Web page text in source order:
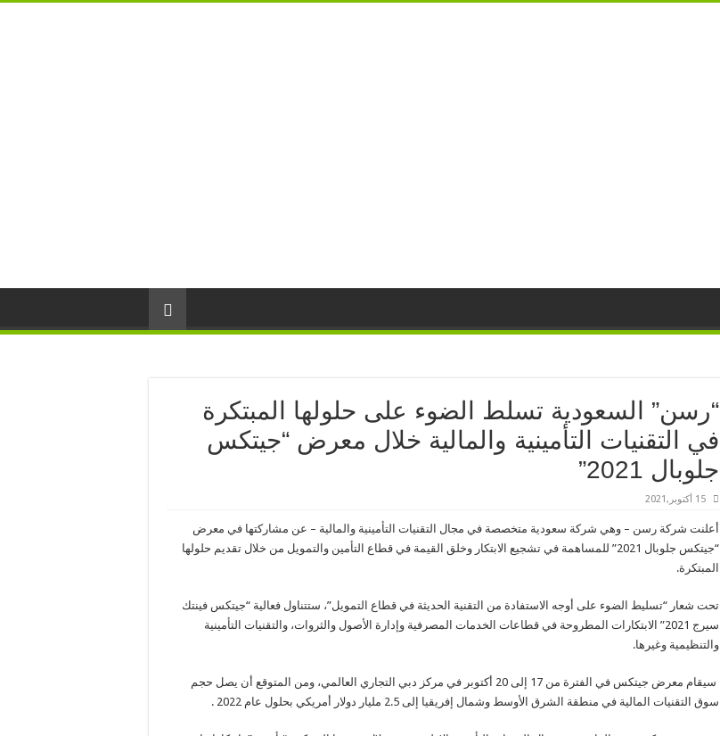
“رسن” السعودية تسلط الضوء على حلولها المبتكرة
في التقنيات التأمينية والمالية خلال معرض “جيتكس
جلوبال 2021”
15 أكتوبر,2021
أعلنت شركة رسن – وهي شركة سعودية متخصصة في مجال التقنيات التأمينية والمالية – عن مشاركتها في معرض
“جيتكس جلوبال 2021” للمساهمة في تشجيع الابتكار وخلق القيمة في قطاع التأمين والتمويل من خلال تقديم حلولها
المبتكرة.
تحت شعار “تسليط الضوء على أوجه الاستفادة من التقنية الحديثة في قطاع التمويل”، ستتناول فعالية “جيتكس فينتك
سيرج 2021” الابتكارات المطروحة في قطاعات الخدمات المصرفية وإدارة الأصول والثروات، والتقنيات التأمينية
والتنظيمية وغيرها.
سيقام معرض جيتكس في الفترة من 17 إلى 20 أكتوبر في مركز دبي التجاري العالمي، ومن المتوقع أن يصل حجم
سوق التقنيات المالية في منطقة الشرق الأوسط وشمال إفريقيا إلى 2.5 مليار دولار أمريكي بحلول عام 2022 .